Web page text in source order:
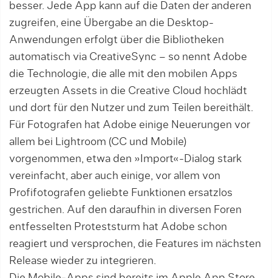
besser. Jede App kann auf die Daten der anderen
zugreifen, eine Übergabe an die Desktop-
Anwendun­gen erfolgt über die Bibliotheken
automatisch via CreativeSync – so nennt Adobe
die Technologie, die alle mit den mobilen Apps
erzeugten Assets in die Creative Cloud hochlädt
und dort für den Nutzer und zum Teilen bereithält.
Für Fotografen hat Adobe einige Neu­erungen vor
allem bei Lightroom (CC und Mobile)
vorgenommen, etwa den »Import«-Dialog stark
vereinfacht, aber auch einige, vor allem von
Profifotografen geliebte Funktionen ersatz­los
gestrichen. Auf den daraufhin in diversen Foren
entfesselten Proteststurm hat Adobe schon
reagiert und versprochen, die Features im nächsten
Release wieder zu integrieren.